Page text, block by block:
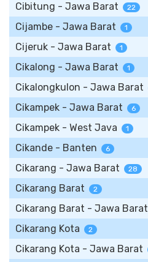
Cibitung - Jawa Barat 22
Cijambe - Jawa Barat 1
Cijeruk - Jawa Barat 1
Cikalong - Jawa Barat 1
Cikalongkulon - Jawa Barat
Cikampek - Jawa Barat 6
Cikampek - West Java 1
Cikande - Banten 6
Cikarang - Jawa Barat 28
Cikarang Barat 2
Cikarang Barat - Jawa Barat
Cikarang Kota 2
Cikarang Kota - Jawa Barat